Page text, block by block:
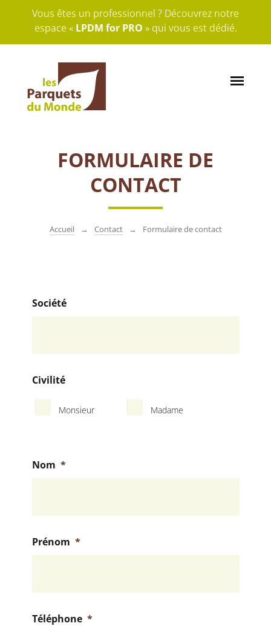
Vous êtes un professionnel ? Découvrez notre
espace « LPDM for PRO » qui vous est dédié.
FORMULAIRE DE
CONTACT
Accueil Contact Formulaire de contact
Société
Civilité
Monsieur Madame
Nom *
Prénom *
Téléphone *